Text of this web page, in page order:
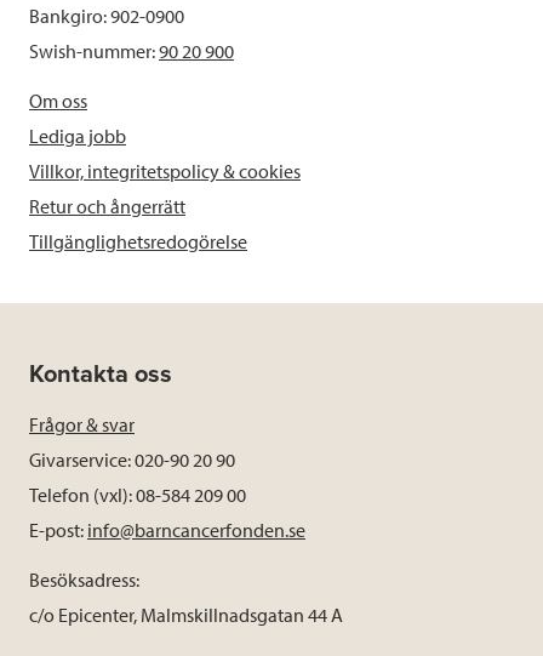
Bankgiro: 902-0900
Swish-nummer:90 20 900
Om oss
Lediga jobb
Villkor, integritetspolicy & cookies
Retur och ångerrätt
Tillgänglighetsredogörelse
Kontakta oss
Frågor & svar
Givarservice: 020-90 20 90
Telefon (vxl): 08-584 209 00
E-post: info@barncancerfonden.se
Besöksadress:
c/o Epicenter, Malmskillnadsgatan 44 A